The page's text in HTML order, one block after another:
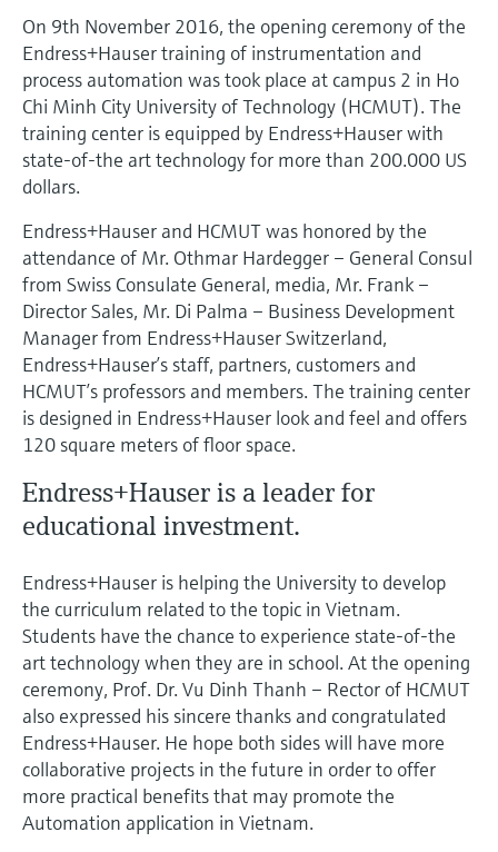
Applicator 选型和计算软件
通过应用参数查找、选择并配置产品
Device Viewer
查找产品具体信息和文档
备件查找工具
您可通过产品型号、订单代码或序列号，轻
松查找所需备件。
微波限位栅物位测量
Level measurement with pressure
选购全部
光度计
微波传输测量原理
Memosens数字技术
选购全部
决策级过程透明度，赋能卓越运营
On 9th November 2016, the opening ceremony of the
Endress+Hauser training of instrumentation and
process automation was took place at campus 2 in Ho
Chi Minh City University of Technology (HCMUT). The
training center is equipped by Endress+Hauser with
state-of-the art technology for more than 200.000 US
dollars.
Endress+Hauser and HCMUT was honored by the
attendance of Mr. Othmar Hardegger – General Consul
from Swiss Consulate General, media, Mr. Frank –
Director Sales, Mr. Di Palma – Business Development
Manager from Endress+Hauser Switzerland,
Endress+Hauser’s staff, partners, customers and
HCMUT’s professors and members. The training center
is designed in Endress+Hauser look and feel and offers
120 square meters of floor space.
Endress+Hauser is a leader for
educational investment.
Endress+Hauser is helping the University to develop
the curriculum related to the topic in Vietnam.
Students have the chance to experience state-of-the
art technology when they are in school. At the opening
ceremony, Prof. Dr. Vu Dinh Thanh – Rector of HCMUT
also expressed his sincere thanks and congratulated
Endress+Hauser. He hope both sides will have more
collaborative projects in the future in order to offer
more practical benefits that may promote the
Automation application in Vietnam.